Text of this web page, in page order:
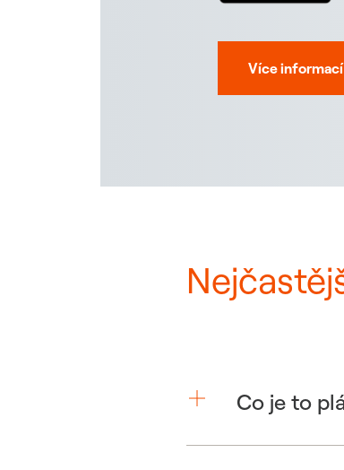
Více informací
Co je to